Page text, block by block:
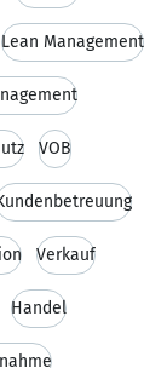
Lean Management
VOB
Verkauf
Handel